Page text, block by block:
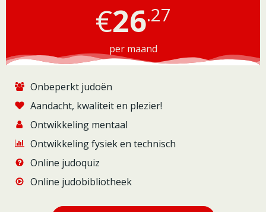
€26.27
per maand
Onbeperkt judoën
Aandacht, kwaliteit en plezier!
Ontwikkeling mentaal
Ontwikkeling fysiek en technisch
Online judoquiz
Online judobibliotheek